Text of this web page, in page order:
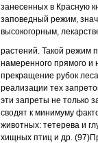
занесенных в Красную
заповедный режим,
высокогорным,
растений. Такой режим
намеренного прямого и
прекращение рубок
реализации тех
эти запреты не только
сводятк минимуму
животных: тетерева и
хищных птиц и др. (97)